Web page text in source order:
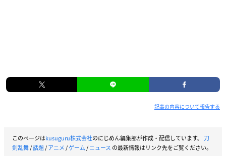
記事の内容について報告する
このページはkusuguru株式会社のにじめん編集部が作成・配信しています。 刀
剣乱舞/話題/アニメ/ゲーム/ニュース の最新情報はリンク先をご覧ください。